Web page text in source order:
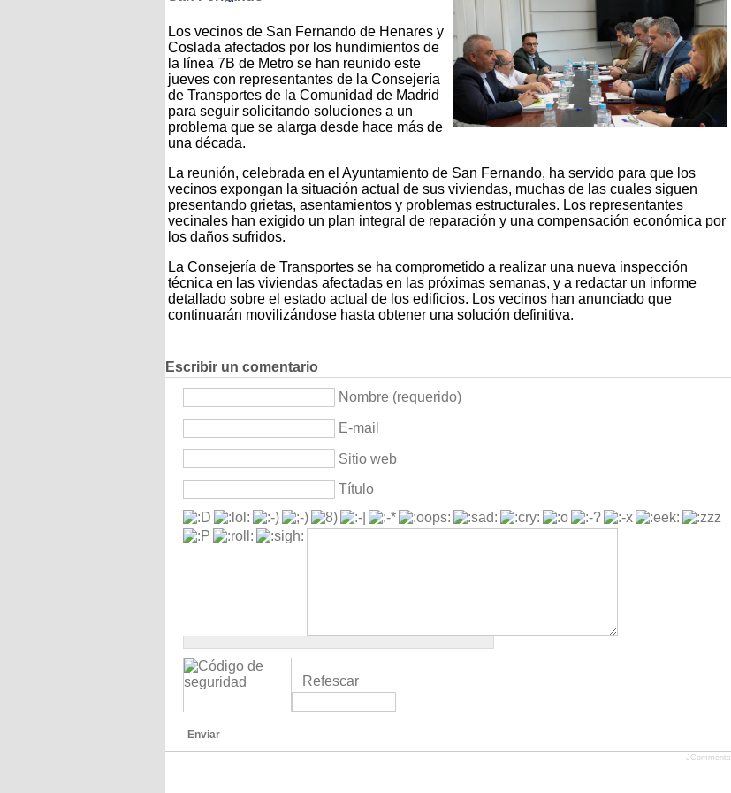
Los vecinos de San Fernando de Henares y
Coslada afectados por los hundimientos de
la línea 7B de Metro se han reunido este
jueves con representantes de la Consejería
de Transportes de la Comunidad de Madrid
para seguir solicitando soluciones a un
problema que se alarga desde hace más de
una década.
La reunión, celebrada en el Ayuntamiento de San Fernando, ha servido para que los
vecinos expongan la situación actual de sus viviendas, muchas de las cuales siguen
presentando grietas, asentamientos y problemas estructurales. Los representantes
vecinales han exigido un plan integral de reparación y una compensación económica por
los daños sufridos.
La Consejería de Transportes se ha comprometido a realizar una nueva inspección
técnica en las viviendas afectadas en las próximas semanas, y a redactar un informe
detallado sobre el estado actual de los edificios. Los vecinos han anunciado que
continuarán movilizándose hasta obtener una solución definitiva.
Escribir un comentario
Nombre (requerido)
E-mail
Sitio web
Título
Refescar
Enviar
JComments